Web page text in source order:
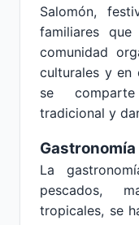
Salomón,
familiares
comunidad
culturales y en
se
tradicional y
La
pescados,
tropicales, se